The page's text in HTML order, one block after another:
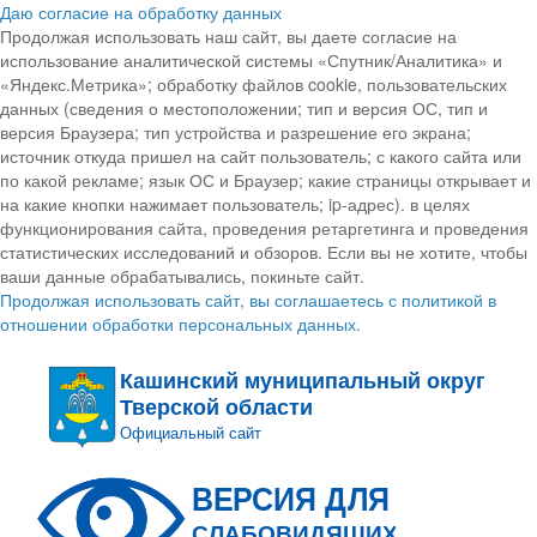
Даю согласие на обработку данных
Продолжая использовать наш сайт, вы даете согласие на
использование аналитической системы «Спутник/Аналитика» и
«Яндекс.Метрика»; обработку файлов cookie, пользовательских
данных (сведения о местоположении; тип и версия ОС, тип и
версия Браузера; тип устройства и разрешение его экрана;
источник откуда пришел на сайт пользователь; с какого сайта или
по какой рекламе; язык ОС и Браузер; какие страницы открывает и
на какие кнопки нажимает пользователь; ip-адрес). в целях
функционирования сайта, проведения ретаргетинга и проведения
статистических исследований и обзоров. Если вы не хотите, чтобы
ваши данные обрабатывались, покиньте сайт.
Продолжая использовать сайт, вы соглашаетесь с политикой в
отношении обработки персональных данных.